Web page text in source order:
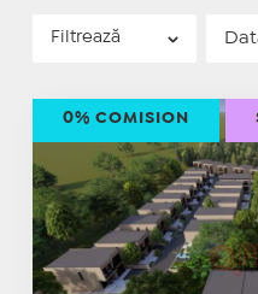
Filtrează
0% COMISION